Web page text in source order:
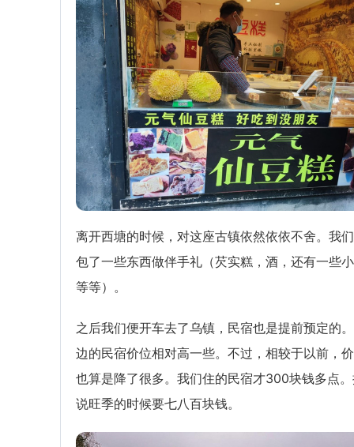
离开西塘的时候，对这座古镇依然依依不舍。我
包了一些东西做伴手礼（芡实糕，酒，还有一些
等等）。
之后我们便开车去了乌镇，民宿也是提前预定的
边的民宿价位相对高一些。不过，相较于以前，
也算是降了很多。我们住的民宿才300块钱多点
说旺季的时候要七八百块钱。